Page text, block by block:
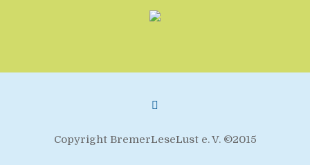
Copyright BremerLeseLust e. V. ©2015